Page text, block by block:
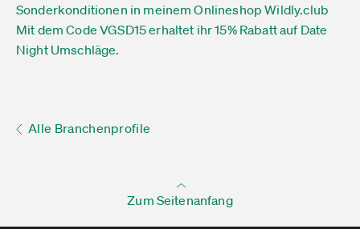
Sonderkonditionen in meinem Onlineshop Wildly.club
Mit dem Code VGSD15 erhaltet ihr 15% Rabatt auf Date
Night Umschläge.
Alle Branchenprofile
Zum Seitenanfang